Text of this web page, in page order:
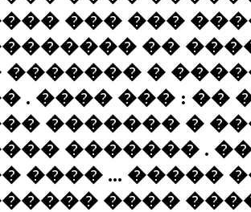
��� ���
��
������� �
. ���� ��� : ��
������� �
������� .
���� ... �����
����